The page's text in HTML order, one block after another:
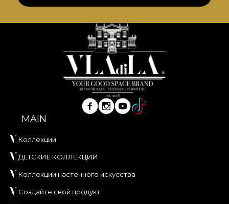
MAIN
Коллекции
ДЕТСКИЕ КОЛЛЕКЦИИ
Коллекции настенного искусства
Создайте свой продукт